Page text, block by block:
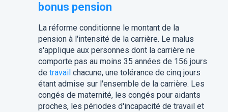
bonus pension
La réforme conditionne le montant de la
pension à l'intensité de la carrière. Le malus
s'applique aux personnes dont la carrière ne
comporte pas au moins 35 années de 156 jours
de travailchacune, une tolérance de cinq jours
étant admise sur l'ensemble de la carrière. Les
congés de maternité, les congés pour aidants
proches, les périodes d'incapacité de travail et